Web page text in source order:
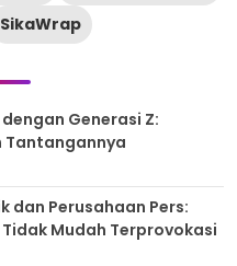
SikaWrap
Generasi Z:
dan Perusahaan Pers:
Mudah Terprovokasi